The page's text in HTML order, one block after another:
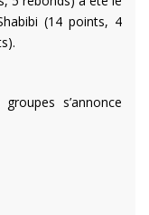
(14 points, 4
s’annonce